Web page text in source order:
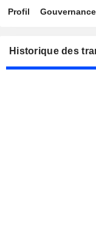
Profil Gouvernance
Historique des